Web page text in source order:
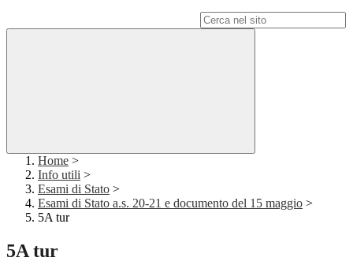
Home >
Info utili >
Esami di Stato >
Esami di Stato a.s. 20-21 e documento del 15 maggio >
5A tur
5A tur